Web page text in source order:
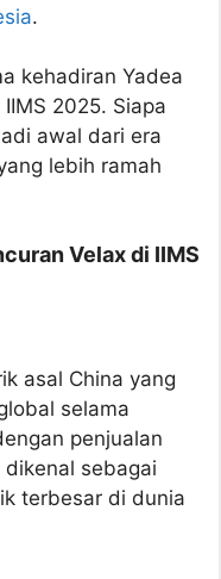
.
kehadiran Yadea
2025. Siapa
awal dari era
lebih ramah
Velax di IIMS
asal China yang
selama
penjualan
sebagai
terbesar di dunia